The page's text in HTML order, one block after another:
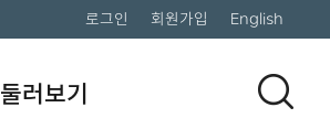
로그인 회원가입 English
둘러보기